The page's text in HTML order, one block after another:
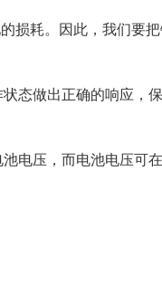
损耗。因此，我们要
态做出正确的响应，
电压，而电池电压可